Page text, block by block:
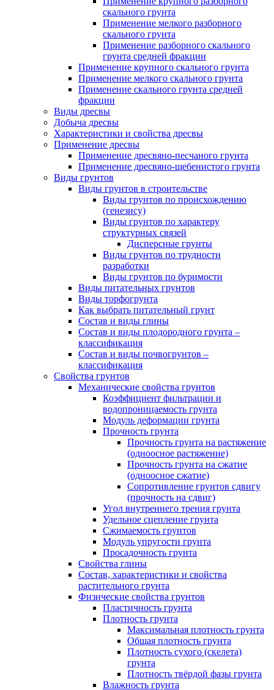
скального грунта
Применение мелкого разборного
скального грунта
Применение разборного скального
грунта средней фракции
Применение крупного скального грунта
Применение мелкого скального грунта
Применение скального грунта средней
фракции
Виды дресвы
Добыча дресвы
Характеристики и свойства дресвы
Применение дресвы
Применение дресвяно-песчаного грунта
Применение дресвяно-щебенистого грунта
Виды грунтов
Виды грунтов в строительстве
Виды грунтов по происхождению
(генезису)
Виды грунтов по характеру
структурных связей
Дисперсные грунты
Виды грунтов по трудности
разработки
Виды грунтов по буримости
Виды питательных грунтов
Виды торфогрунта
Как выбрать питательный грунт
Состав и виды глины
Состав и виды плодородного грунта –
классификация
Состав и виды почвогрунтов –
классификация
Свойства грунтов
Механические свойства грунтов
Коэффициент фильтрации и
водопроницаемость грунта
Модуль деформации грунта
Прочность грунта
Прочность грунта на растяжение
(одноосное растяжение)
Прочность грунта на сжатие
(одноосное сжатие)
Сопротивление грунтов сдвигу
(прочность на сдвиг)
Угол внутреннего трения грунта
Удельное сцепление грунта
Cжимаемость грунтов
Модуль упругости грунта
Просадочность грунта
Свойства глины
Состав, характеристики и свойства
растительного грунта
Физические свойства грунтов
Пластичность грунта
Плотность грунта
Максимальная плотность грунта
Общая плотность грунта
Плотность сухого (скелета)
грунта
Плотность твёрдой фазы грунта
Влажность грунта